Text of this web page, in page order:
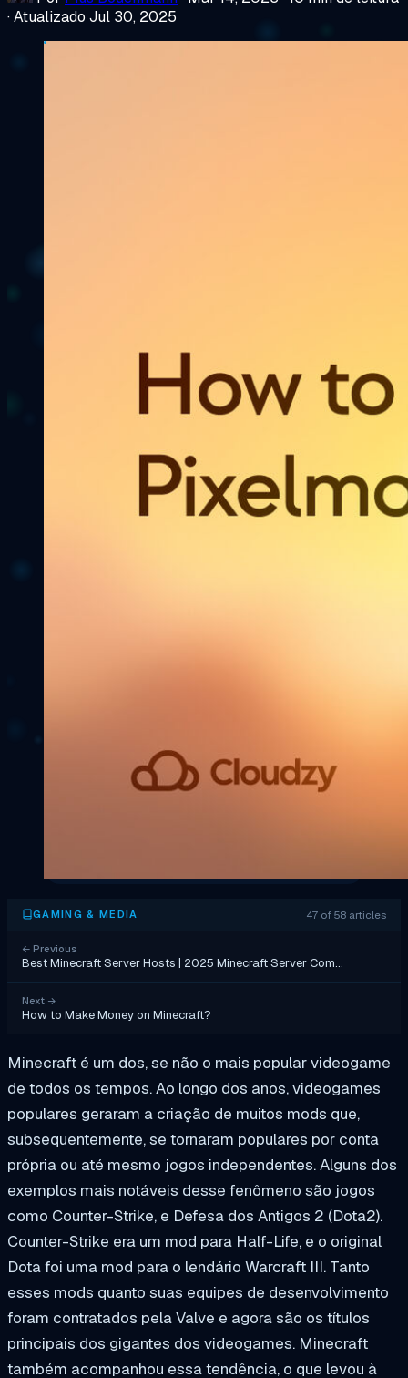
·Atualizado Jul 30, 2025
GAMING & MEDIA 47 of 58 articles
← Previous
Best Minecraft Server Hosts | 2025 Minecraft Server Com…
Next →
How to Make Money on Minecraft?
Minecraft é um dos, se não o mais popular videogame
de todos os tempos. Ao longo dos anos, videogames
populares geraram a criação de muitos mods que,
subsequentemente, se tornaram populares por conta
própria ou até mesmo jogos independentes. Alguns dos
exemplos mais notáveis desse fenômeno são jogos
como Counter-Strike, e Defesa dos Antigos 2 (Dota2).
Counter-Strike era um mod para Half-Life, e o original
Dotafoi uma mod para o lendário Warcraft III. Tanto
esses mods quanto suas equipes de desenvolvimento
foram contratados pelaValve e agora são os títulos
principais dos gigantes dos videogames. Minecraft
também acompanhou essa tendência, o que levou à